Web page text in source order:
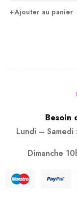
Ajouter au panier
Besoin
Lundi –
Dimanche